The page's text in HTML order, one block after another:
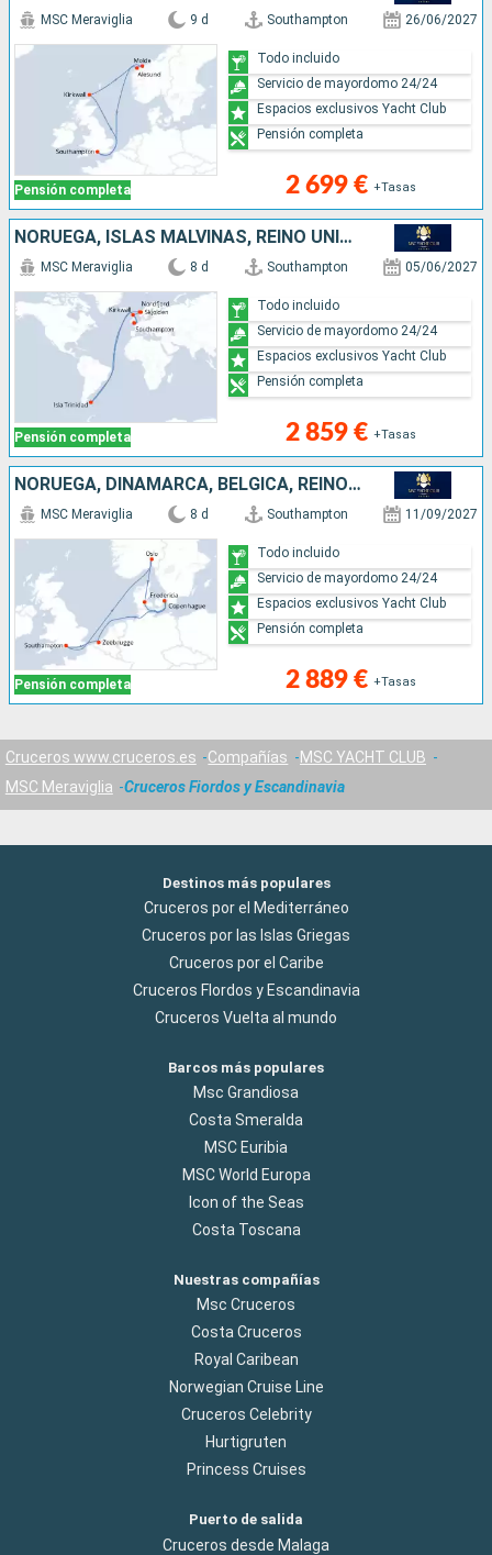
Pensión completa
MSC Meraviglia 9 d Southampton 26/06/2027
2 699 € +Tasas
Todo incluido
Servicio de mayordomo 24/24
Espacios exclusivos Yacht Club
Pensión completa
NORUEGA, ISLAS MALVINAS, REINO UNIDO
Pensión completa
MSC Meraviglia 8 d Southampton 05/06/2027
2 859 € +Tasas
Todo incluido
Servicio de mayordomo 24/24
Espacios exclusivos Yacht Club
Pensión completa
NORUEGA, DINAMARCA, BÉLGICA, REINO UNIDO
Pensión completa
MSC Meraviglia 8 d Southampton 11/09/2027
2 889 € +Tasas
Todo incluido
Servicio de mayordomo 24/24
Espacios exclusivos Yacht Club
Pensión completa
Cruceros www.cruceros.es Compañías
MSC YACHT CLUB
MSC Meraviglia
Cruceros Fiordos y Escandinavia
Destinos más populares
Cruceros por el Mediterráneo
Cruceros por las Islas Griegas
Cruceros por el Caribe
Cruceros Flordos y Escandinavia
Cruceros Vuelta al mundo
Barcos más populares
Msc Grandiosa
Costa Smeralda
MSC Euribia
MSC World Europa
Icon of the Seas
Costa Toscana
Nuestras compañías
Msc Cruceros
Costa Cruceros
Royal Caribean
Norwegian Cruise Line
Cruceros Celebrity
Hurtigruten
Princess Cruises
Puerto de salida
Cruceros desde Malaga